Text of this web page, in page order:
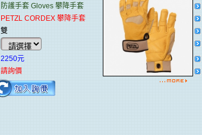
防護手套 Gloves 攀降手套
PETZL CORDEX 攀降手套
雙
2250元
請詢價